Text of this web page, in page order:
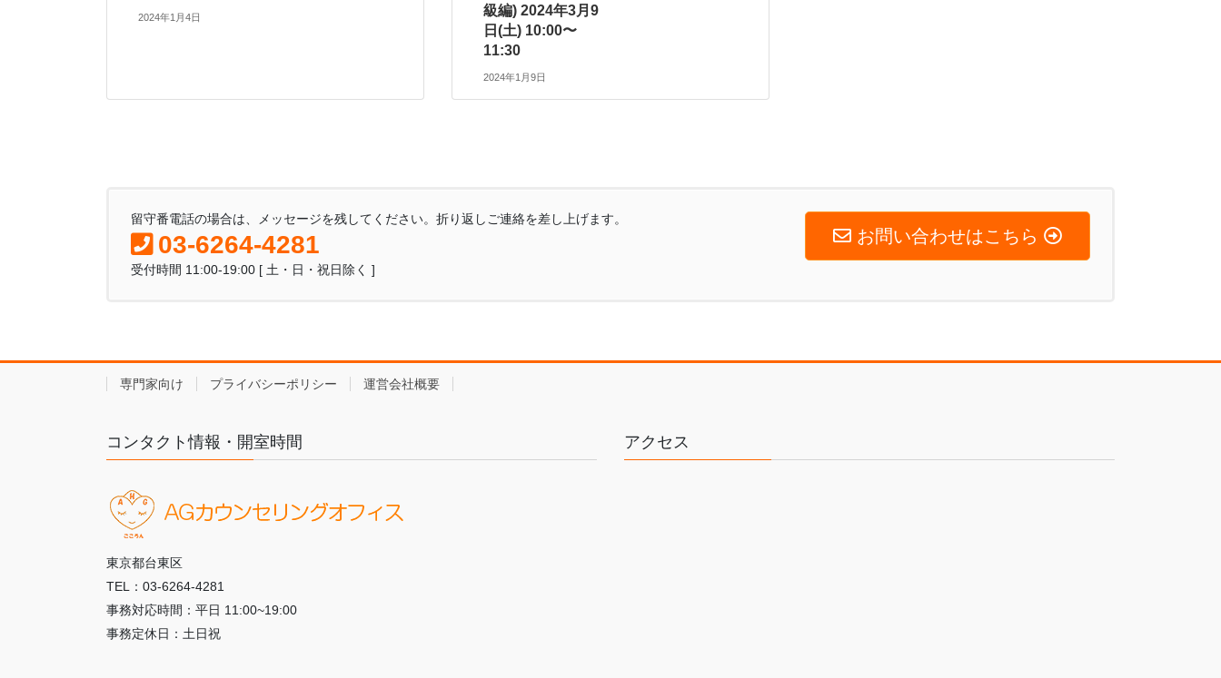
2024年1月4日
級編) 2024年3月9
日(土) 10:00〜
11:30
2024年1月9日
留守番電話の場合は、メッセージを残してください。折り返しご連絡を差し上げます。
03-6264-4281
受付時間 11:00-19:00 [ 土・日・祝日除く ]
お問い合わせはこちら
専門家向け プライバシーポリシー 運営会社概要
コンタクト情報・開室時間
東京都台東区
TEL：03-6264-4281
事務対応時間：平日 11:00~19:00
事務定休日：土日祝
アクセス